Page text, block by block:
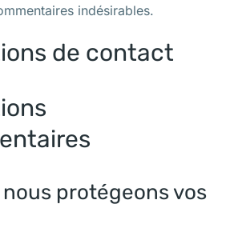
indésirables.
de contact
protégeons vos